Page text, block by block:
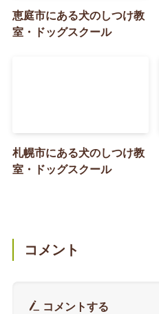
恵庭市にある犬のしつけ教
室・ドッグスクール
札幌市にある犬のしつけ教
室・ドッグスクール
コメント
コメントする